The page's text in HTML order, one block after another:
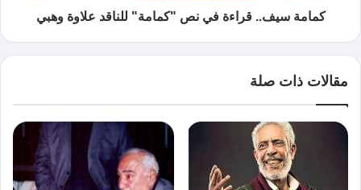
كمامة سيف.. قراءة في نص "كمامة" للناقد علاوة وهبي
مقالات ذات صلة